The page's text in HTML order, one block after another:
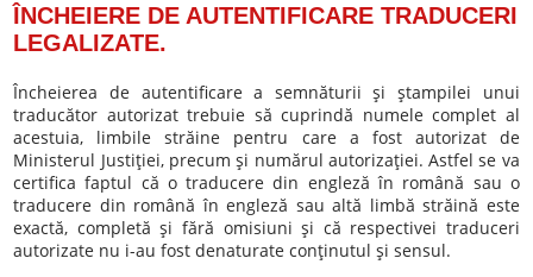
ÎNCHEIERE DE AUTENTIFICARE TRADUCERI
LEGALIZATE.
Încheierea de autentificare a semnăturii şi ştampilei unui
traducător autorizat trebuie să cuprindă numele complet al
acestuia, limbile străine pentru care a fost autorizat de
Ministerul Justiţiei, precum şi numărul autorizaţiei. Astfel se va
certifica faptul că o traducere din engleză în română sau o
traducere din română în engleză sau altă limbă străină este
exactă, completă şi fără omisiuni şi că respectivei traduceri
autorizate nu i-au fost denaturate conţinutul şi sensul.